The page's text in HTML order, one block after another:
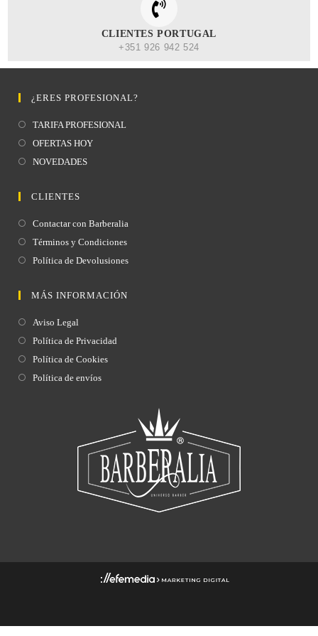
CLIENTES PORTUGAL
+351 926 942 524
MÁS INFORMACIÓN
Aviso Legal
Política de Privacidad
Política de Cookies
Política de envíos
CLIENTES
Contactar con Barberalia
Términos y Condiciones
Política de Devolusiones
¿ERES PROFESIONAL?
TARIFA PROFESIONAL
OFERTAS HOY
NOVEDADES